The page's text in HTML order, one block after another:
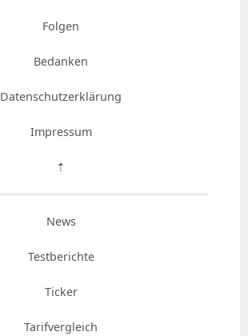
Folgen
Bedanken
Datenschutzerklärung
Impressum
⇡
News
Testberichte
Ticker
Tarifvergleich